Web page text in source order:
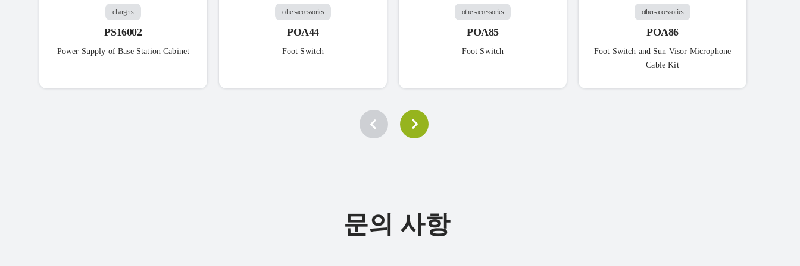
chargers
PS16002
Power Supply of Base Station Cabinet
other-accessories
POA44
Foot Switch
other-accessories
POA85
Foot Switch
other-accessories
POA86
Foot Switch and Sun Visor Microphone
Cable Kit
문의 사항